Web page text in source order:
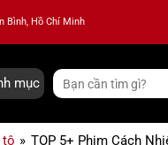
Bình, Hồ Chí Minh
mục
Tìm
kiếm:
tô » TOP 5+ Phim Cách